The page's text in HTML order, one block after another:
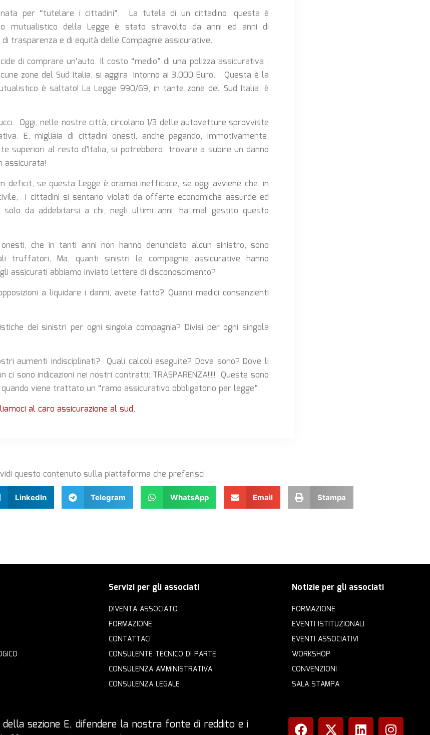
per “tutelare i cittadini”. La tutela di un cittadino: questa è
mutualistico della Legge è stato stravolto da anni ed anni di
trasparenza e di equità delle Compagnie assicurative.
di comprare un’auto. Il costo “medio” di una polizza assicurativa ,
zone del Sud Italia, si aggira intorno ai 3.000 Euro. Questa è la
è saltato! La Legge 990/69, in tante zone del Sud Italia, è
Oggi, nelle nostre città, circolano 1/3 delle autovetture sprovviste
E, migliaia di cittadini onesti, anche pagando, immotivamente,
superiori al resto d’Italia, si potrebbero trovare a subire un danno
assicurata!
deficit, se questa Legge è oramai inefficace, se oggi avviene che, in
i cittadini si sentano violati da offerte economiche assurde ed
da addebitarsi a chi, negli ultimi anni, ha mal gestito questo
che in tanti anni non hanno denunciato alcun sinistro, sono
truffatori, Ma, quanti sinistri le compagnie assicurative hanno
assicurati abbiamo inviato lettere di disconoscimento?
a liquidare i danni, avete fatto? Quanti medici consenzienti
dei sinistri per ogni singola compagnia? Divisi per ogni singola
aumenti indisciplinati? Quali calcoli eseguite? Dove sono? Dove li
ci sono indicazioni nei nostri contratti: TRASPARENZA!!!!! Queste sono
viene trattato un “ramo assicurativo obbligatorio per legge”.
al caro assicurazione al sud.
questo contenuto sulla piattaforma che preferisci.
LinkedIn Telegram WhatsApp Email Stampa
Servizi per gli associati
DIVENTA ASSOCIATO
FORMAZIONE
CONTATTACI
CONSULENTE TECNICO DI PARTE
CONSULENZA AMMINISTRATIVA
CONSULENZA LEGALE
Notizie per gli associati
FORMAZIONE
EVENTI ISTITUZIONALI
EVENTI ASSOCIATIVI
WORKSHOP
CONVENZIONI
SALA STAMPA
sezione E, difendere la nostra fonte di reddito e i